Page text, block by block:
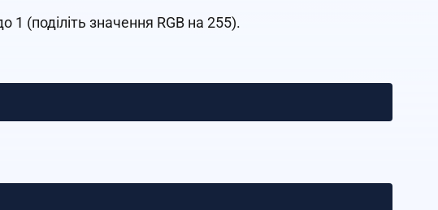
1 (поділіть значення RGB на 255).